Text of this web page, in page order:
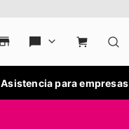
Asistencia para empresas